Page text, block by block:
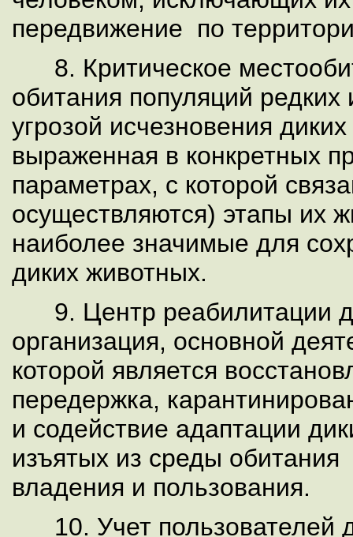
передвижение по
8. Критическое
обитания популяций
угрозой исчезновения
выраженная в конкретных
параметрах, с которой
осуществляются) этапы их
наиболее значимые для
диких животных.
9. Центр реабилитации
организация, основной
которой является
передержка,
и содействие адаптации
изъятых из среды обитания
владения и пользования.
10. Учет пользователей